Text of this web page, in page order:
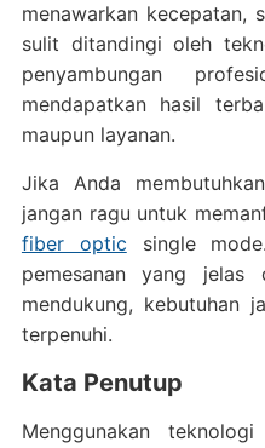
menawarkan kecepatan,
sulit ditandingi oleh
penyambungan
mendapatkan hasil
maupun layanan.
Jika Anda
jangan ragu untuk
fiber optic single
pemesanan yang
mendukung, kebutuhan
terpenuhi.
Kata Penutup
Menggunakan